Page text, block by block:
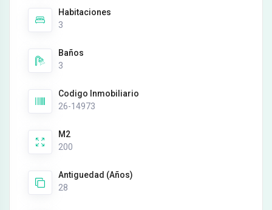
Habitaciones
3
Baños
3
Codigo Inmobiliario
26-14973
M2
200
Antiguedad (Años)
28